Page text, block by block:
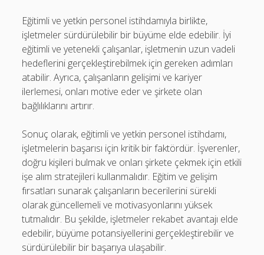
Eğitimli ve yetkin personel istihdamıyla birlikte,
işletmeler sürdürülebilir bir büyüme elde edebilir. İyi
eğitimli ve yetenekli çalışanlar, işletmenin uzun vadeli
hedeflerini gerçekleştirebilmek için gereken adımları
atabilir. Ayrıca, çalışanların gelişimi ve kariyer
ilerlemesi, onları motive eder ve şirkete olan
bağlılıklarını artırır.
Sonuç olarak, eğitimli ve yetkin personel istihdamı,
işletmelerin başarısı için kritik bir faktördür. İşverenler,
doğru kişileri bulmak ve onları şirkete çekmek için etkili
işe alım stratejileri kullanmalıdır. Eğitim ve gelişim
fırsatları sunarak çalışanların becerilerini sürekli
olarak güncellemeli ve motivasyonlarını yüksek
tutmalıdır. Bu şekilde, işletmeler rekabet avantajı elde
edebilir, büyüme potansiyellerini gerçekleştirebilir ve
sürdürülebilir bir başarıya ulaşabilir.